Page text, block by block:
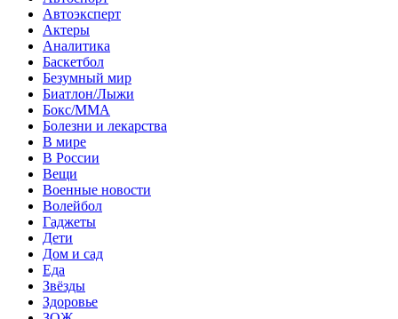
Автоэксперт
Актеры
Аналитика
Баскетбол
Безумный мир
Биатлон/Лыжи
Бокс/MMA
Болезни и лекарства
В мире
В России
Вещи
Военные новости
Волейбол
Гаджеты
Дети
Дом и сад
Еда
Звёзды
Здоровье